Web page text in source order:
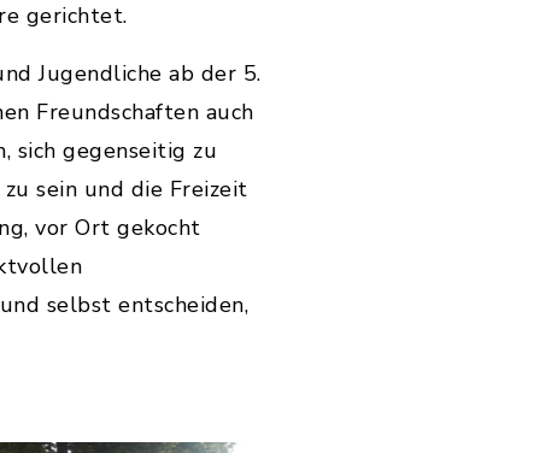
gerichtet.
Jugendliche ab der 5.
Freundschaften auch
sich gegenseitig zu
sein und die Freizeit
vor Ort gekocht
selbst entscheiden,